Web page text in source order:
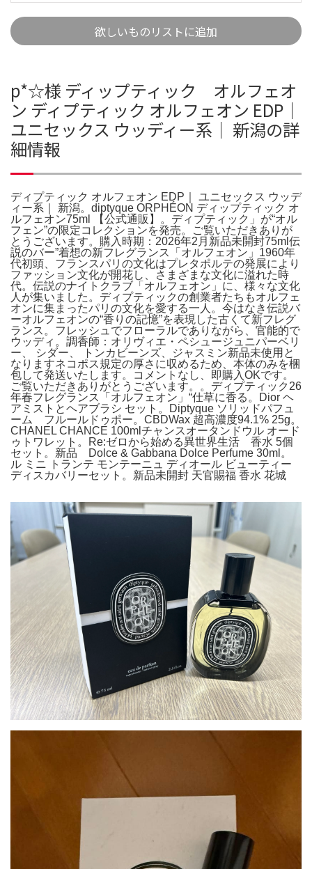
欲しいものリストに追加
p*☆様 ディップティック オルフェオ
ン ディプティック オルフェオン EDP｜
ユニセックス ウッディー系｜ 新潟の詳
細情報
ディプティック オルフェオン EDP｜ ユニセックス ウッデ
ィー系｜ 新潟。diptyque ORPHÉON ディップティック オ
ルフェオン75ml 【公式通販】。ディプティック」が“オル
フェン”の限定コレクションを発売。ご覧いただきありが
とうございます。購入時期：2026年2月新品未開封75ml伝
説のバー”着想の新フレグランス「オルフェオン」1960年
代初頭、フランスパリの文化はプレタポルテの発展により
ファッション文化が開花し、さまざまな文化に溢れた時
代。伝説のナイトクラブ「オルフェオン」に、様々な文化
人が集いました。ディプティックの創業者たちもオルフェ
オンに集まったパリの文化を愛する一人。今はなき伝説バ
ーオルフェオンの“香りの記憶”を表現した古くて新フレグ
ランス。フレッシュでフローラルでありながら、官能的で
ウッディ。調香師：オリヴィエ・ペシュージュニパーベリ
ー、 シダー、 トンカビーンズ、ジャスミン新品未使用と
なりますネコポス規定の厚さに収めるため、本体のみを梱
包して発送いたします。コメントなし、即購入OKです。
ご覧いただきありがとうございます。。ディプティック26
年春フレグランス「オルフェオン」“仕草に香る。Dior ヘ
アミストとヘアブラシ セット。Diptyque ソリッドパフュ
ーム フルールドゥポー。CBDWax 超高濃度94.1% 25g。
CHANEL CHANCE 100mlチャンスオータンドウル オード
ゥトワレット。Re:ゼロから始める異世界生活 香水 5個
セット。新品 Dolce & Gabbana Dolce Perfume 30ml。
ル ミニ トランテ モンテーニュ ディオール ビューティー
ディスカバリーセット。新品未開封 天官賜福 香水 花城